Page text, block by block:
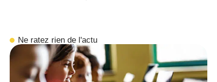
Ne ratez rien de l'actu